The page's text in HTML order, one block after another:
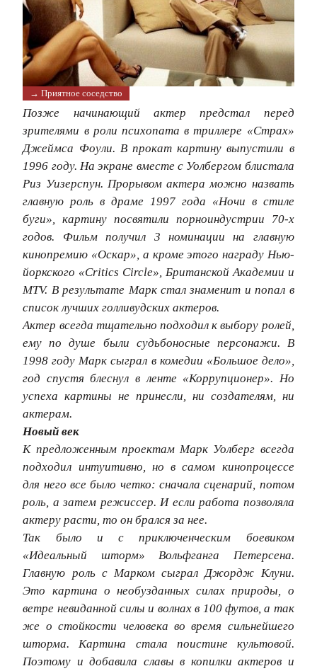
→ Приятное соседство
Позже начинающий актер предстал перед
зрителями в роли психопата в триллере «Страх»
Джеймса Фоули. В прокат картину выпустили в
1996 году. На экране вместе с Уолбергом блистала
Риз Уизерспун. Прорывом актера можно назвать
главную роль в драме 1997 года «Ночи в стиле
буги», картину посвятили порноиндустрии 70-х
годов. Фильм получил 3 номинации на главную
кинопремию «Оскар», а кроме этого награду Нью-
йоркского «Critics Circle», Британской Академии и
MTV. В результате Марк стал знаменит и попал в
список лучших голливудских актеров.
Актер всегда тщательно подходил к выбору ролей,
ему по душе были судьбоносные персонажи. В
1998 году Марк сыграл в комедии «Большое дело»,
год спустя блеснул в ленте «Коррупционер». Но
успеха картины не принесли, ни создателям, ни
актерам.
Новый век
К предложенным проектам Марк Уолберг всегда
подходил интуитивно, но в самом кинопроцессе
для него все было четко: сначала сценарий, потом
роль, а затем режиссер. И если работа позволяла
актеру расти, то он брался за нее.
Так было и с приключенческим боевиком
«Идеальный шторм» Вольфганга Петерсена.
Главную роль с Марком сыграл Джордж Клуни.
Это картина о необузданных силах природы, о
ветре невиданной силы и волнах в 100 футов, а так
же о стойкости человека во время сильнейшего
шторма. Картина стала поистине культовой.
Поэтому и добавила славы в копилки актеров и